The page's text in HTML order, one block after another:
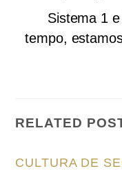
Sistema 1
tempo,
RELATED
CULTURA DE